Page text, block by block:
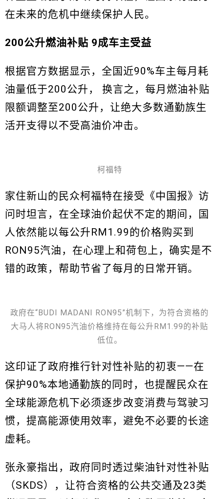
在未来的危机中继续保护人民。
200公升燃油补贴 9成车主受益
根据官方数据显示，全国近90%车主每月耗
油量低于200公升， 换言之，每月燃油补贴
限额调整至200公升，让绝大多数通勤族生
活开支得以不受高油价冲击。
柯福特
家住新山的民众柯福特在接受《中国报》访
问时坦言，在全球油价起伏不定的期间，国
人依然能以每公升RM1.99的价格购买到
RON95汽油，在心理上和荷包上，确实是不
错的政策，帮助节省了每月的日常开销。
政府在“BUDI MADANI RON95”机制下，为符合资格的
大马人将RON95汽油价格维持在每公升RM1.99的补贴
低位。
这印证了政府推行针对性补贴的初衷——在
保护90%本地通勤族的同时，也提醒民众在
全球能源危机下必须逐步改变消费与驾驶习
惯，提高能源使用效率，避免不必要的长途
虚耗。
张永豪指出，政府同时透过柴油针对性补贴
（SKDS），让符合资格的公共交通及23类